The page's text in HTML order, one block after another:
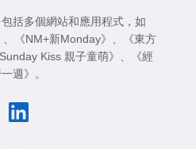
括多個網站和應用程式，如
、 《NM+新Monday》 、
《東方
Sunday Kiss 親子童萌》 、
《經
週》 。